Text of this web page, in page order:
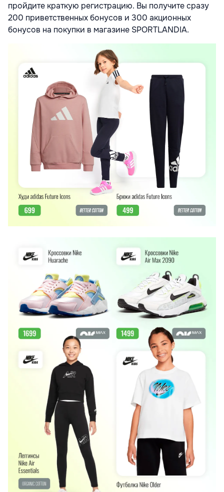
пройдите краткую регистрацию. Вы получите сразу
200 приветственных бонусов и 300 акционных
бонусов на покупки в магазине SPORTLANDIA.